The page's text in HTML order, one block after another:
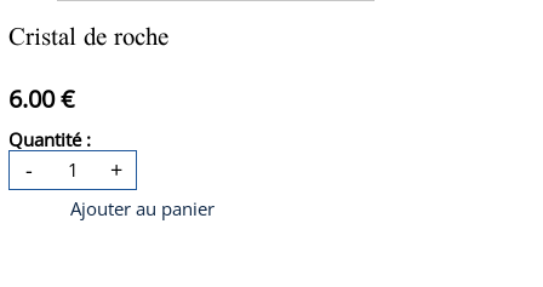
Cristal de roche
6.00 €
Quantité :
- +
Ajouter au panier